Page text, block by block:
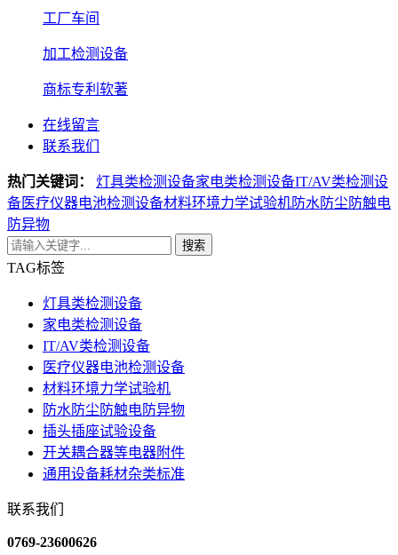
工厂车间
加工检测设备
商标专利软著
在线留言
联系我们
热门关键词： 灯具类检测设备家电类检测设备IT/AV类检测设
备医疗仪器电池检测设备材料环境力学试验机防水防尘防触电
防异物
搜索
TAG标签
灯具类检测设备
家电类检测设备
IT/AV类检测设备
医疗仪器电池检测设备
材料环境力学试验机
防水防尘防触电防异物
插头插座试验设备
开关耦合器等电器附件
通用设备耗材杂类标准
联系我们
0769-23600626